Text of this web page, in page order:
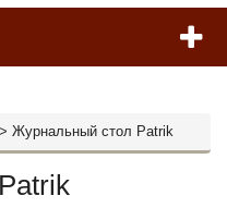
> Журнальный стол Patrik